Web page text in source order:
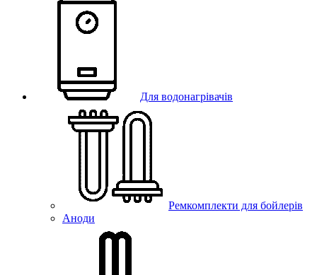
Для водонагрівачів
Ремкомплекти для бойлерів
Аноди